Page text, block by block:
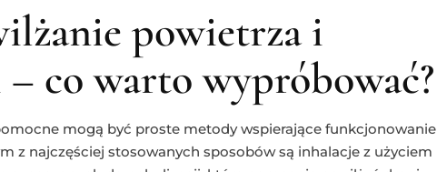
powietrza i
co warto wypróbować?
mogą być proste metody wspierające funkcjonowanie
z najczęściej stosowanych sposobów są inhalacje z użyciem